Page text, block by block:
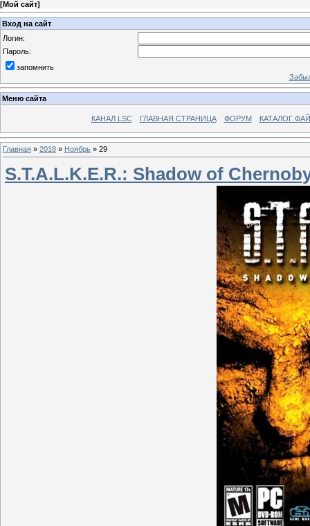
[Мой сайт]
Вход на сайт
Логин:
Пароль:
запомнить
Меню сайта
КАНАЛ LSC ГЛАВНАЯ СТРАНИЦА ФОРУМ КАТАЛОГ
Главная » 2018 » Ноябрь » 29
S.T.A.L.K.E.R.: Shadow of